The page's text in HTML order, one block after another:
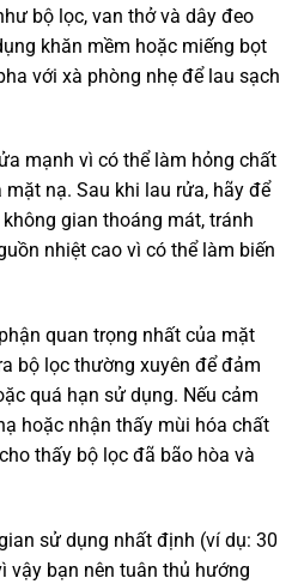
bộ lọc, van thở và dây đeo
khăn mềm hoặc miếng bọt
với xà phòng nhẹ để lau sạch
mạnh vì có thể làm hỏng chất
mặt nạ. Sau khi lau rửa, hãy để
gian thoáng mát, tránh
nhiệt cao vì có thể làm biến
quan trọng nhất của mặt
bộ lọc thường xuyên để đảm
quá hạn sử dụng. Nếu cảm
hoặc nhận thấy mùi hóa chất
thấy bộ lọc đã bão hòa và
sử dụng nhất định (ví dụ: 30
vậy bạn nên tuân thủ hướng